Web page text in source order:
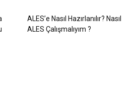
ALES’e Nasıl Hazırlanılır? Nasıl
ALES Çalışmalıyım ?